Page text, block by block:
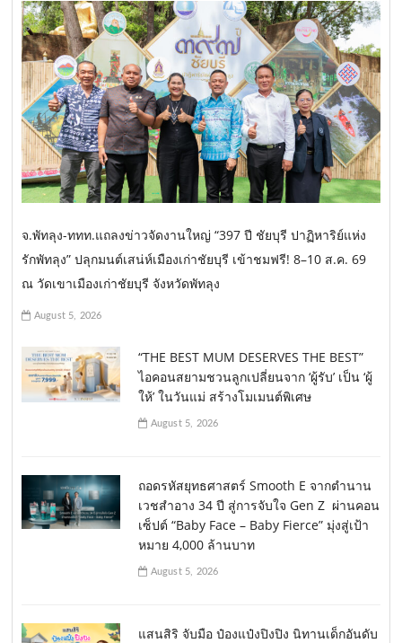
จ.พัทลุง-ททท.แถลงข่าวจัดงานใหญ่ “397 ปี ชัยบุรี ปาฏิหาริย์แห่ง
รักพัทลุง” ปลุกมนต์เสน่ห์เมืองเก่าชัยบุรี เข้าชมฟรี! 8–10 ส.ค. 69
ณ วัดเขาเมืองเก่าชัยบุรี จังหวัดพัทลุง
August 5, 2026
“THE BEST MUM DESERVES THE BEST”
ไอคอนสยามชวนลูกเปลี่ยนจาก ‘ผู้รับ’ เป็น ‘ผู้
ให้’ ในวันแม่ สร้างโมเมนต์พิเศษ
August 5, 2026
ถอดรหัสยุทธศาสตร์ Smooth E จากตำนาน
เวชสำอาง 34 ปี สู่การจับใจ Gen Z ผ่านคอน
เซ็ปต์ “Baby Face – Baby Fierce” มุ่งสู่เป้า
หมาย 4,000 ล้านบาท
August 5, 2026
แสนสิริ จับมือ ป๋องแป๋งปิงปิง นิทานเด็กอันดับ